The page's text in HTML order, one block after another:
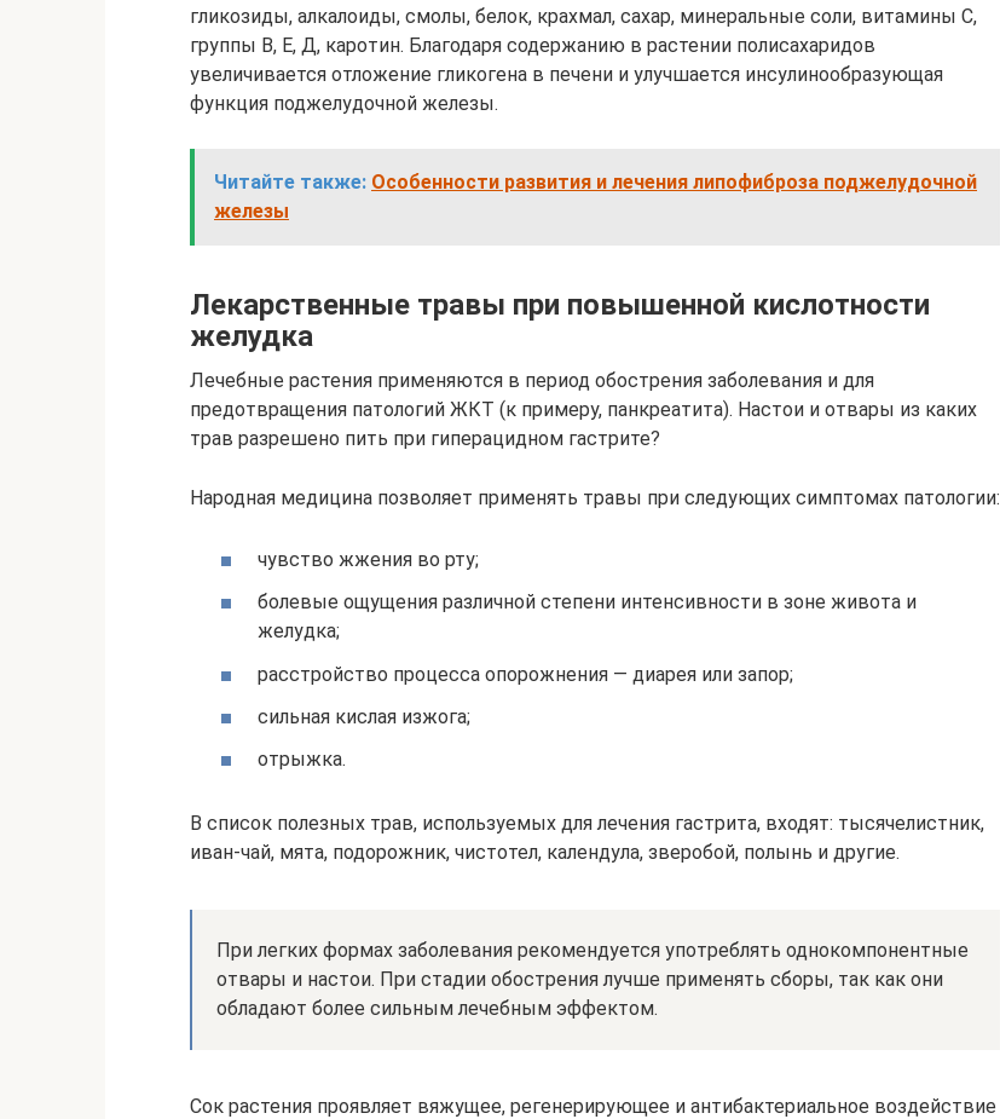
гликозиды, алкалоиды, смолы, белок, крахмал, сахар, минеральные соли, витамины С,
группы В, Е, Д, каротин. Благодаря содержанию в растении полисахаридов
увеличивается отложение гликогена в печени и улучшается инсулинообразующая
функция поджелудочной железы.
Читайте также: Особенности развития и лечения липофиброза поджелудочной
железы
Лекарственные травы при повышенной кислотности
желудка
Лечебные растения применяются в период обострения заболевания и для
предотвращения патологий ЖКТ (к примеру, панкреатита). Настои и отвары из каких
трав разрешено пить при гиперацидном гастрите?
Народная медицина позволяет применять травы при следующих симптомах патологии:
чувство жжения во рту;
болевые ощущения различной степени интенсивности в зоне живота и
желудка;
расстройство процесса опорожнения — диарея или запор;
сильная кислая изжога;
отрыжка.
В список полезных трав, используемых для лечения гастрита, входят: тысячелистник,
иван-чай, мята, подорожник, чистотел, календула, зверобой, полынь и другие.
При легких формах заболевания рекомендуется употреблять однокомпонентные
отвары и настои. При стадии обострения лучше применять сборы, так как они
обладают более сильным лечебным эффектом.
Сок растения проявляет вяжущее, регенерирующее и антибактериальное воздействие